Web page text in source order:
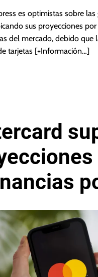
es optimistas sobre las
sus proyecciones
del mercado, debido que
tarjetas [+Información…]
gasto